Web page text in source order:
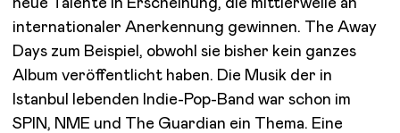
neue Talente in Erscheinung, die mittlerweile an
internationaler Anerkennung gewinnen. The Away
Days zum Beispiel, obwohl sie bisher kein ganzes
Album veröffentlicht haben. Die Musik der in
Istanbul lebenden Indie-Pop-Band war schon im
SPIN, NME und The Guardian ein Thema. Eine